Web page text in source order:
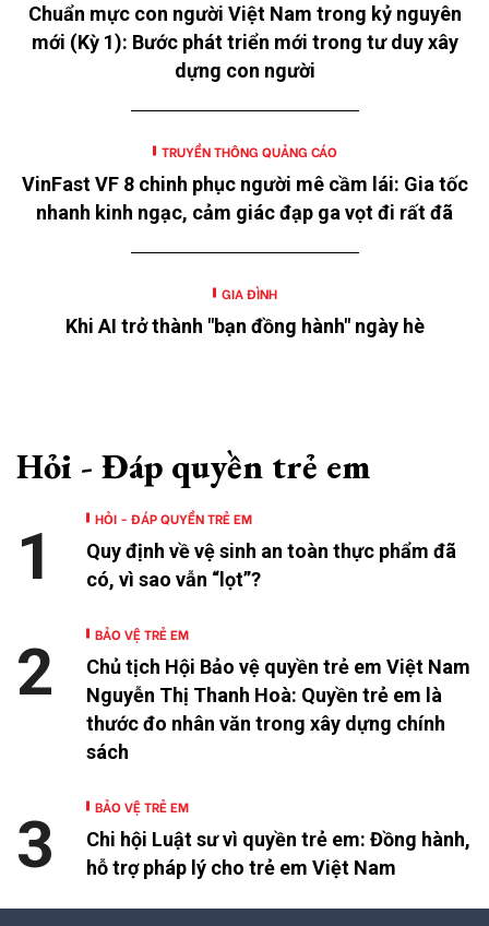
Chuẩn mực con người Việt Nam trong kỷ nguyên
mới (Kỳ 1): Bước phát triển mới trong tư duy xây
dựng con người
TRUYỀN THÔNG QUẢNG CÁO
VinFast VF 8 chinh phục người mê cầm lái: Gia tốc
nhanh kinh ngạc, cảm giác đạp ga vọt đi rất đã
GIA ĐÌNH
Khi AI trở thành "bạn đồng hành" ngày hè
Hỏi - Đáp quyền trẻ em
HỎI - ĐÁP QUYỀN TRẺ EM
Quy định về vệ sinh an toàn thực phẩm đã
có, vì sao vẫn “lọt”?
1
BẢO VỆ TRẺ EM
Chủ tịch Hội Bảo vệ quyền trẻ em Việt Nam
Nguyễn Thị Thanh Hoà: Quyền trẻ em là
thước đo nhân văn trong xây dựng chính
sách
2
BẢO VỆ TRẺ EM
Chi hội Luật sư vì quyền trẻ em: Đồng hành,
hỗ trợ pháp lý cho trẻ em Việt Nam
3